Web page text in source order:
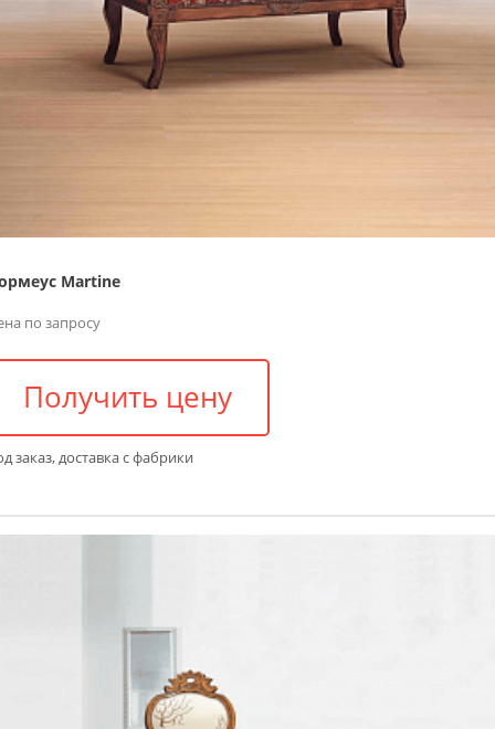
Martine
по запросу
Получить цену
заказ, доставка с фабрики